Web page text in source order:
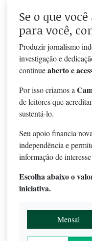
Se o que
para você,
Produzir jornalismo
investigação e
continueaberto e
Por isso criamos a
de leitores que
sustentá-lo.
Seu apoio financia
independência e
informação de
Escolha abaixo o
iniciativa.
Mensal